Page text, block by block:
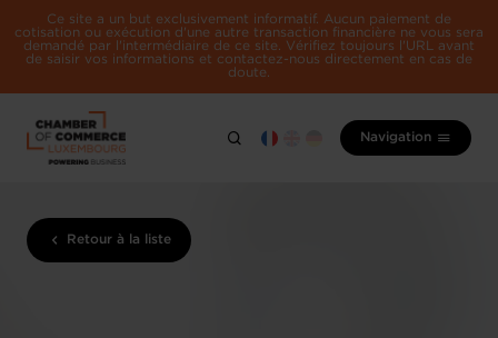
Ce site a un but exclusivement informatif. Aucun paiement de
cotisation ou exécution d'une autre transaction financière ne vous sera
demandé par l'intermédiaire de ce site. Vérifiez toujours l'URL avant
de saisir vos informations et contactez-nous directement en cas de
doute.
Navigation
Retour à la liste